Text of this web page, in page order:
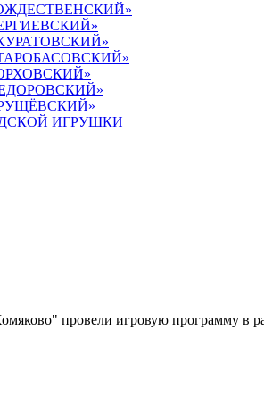
ИГРУШКИ
провели игровую программу в